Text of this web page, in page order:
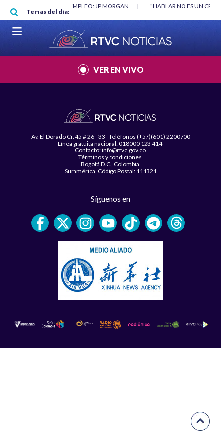
Pasar al contenido principal
Temas del día:
MÍNIMO NO DESTRUYÓ EMPLEO: JP MORGAN |
"HABLAR NO ES UN
MUNDIAL 2026
|
VER EN VIVO
Av. El Dorado Cr. 45 # 26 - 33 - Teléfonos (+57)(601) 2200700
Línea gratuita nacional: 018000 123 414
Contacto: info@rtvc.gov.co
Términos y condiciones
Bogotá D.C., Colombia
Suramérica, Código Postal: 111321
Síguenos en